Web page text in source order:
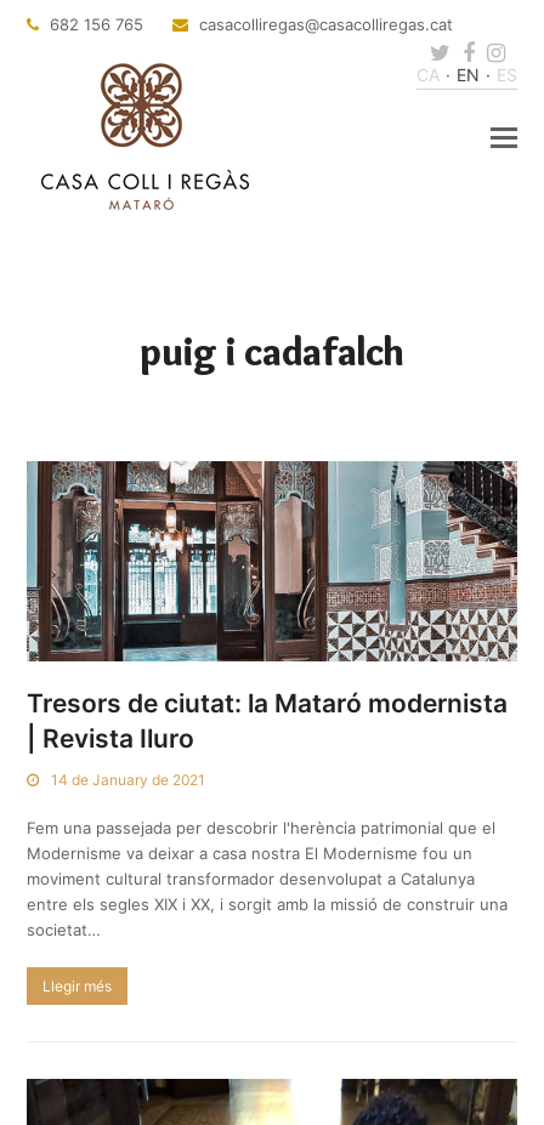
682 156 765 casacolliregas@casacolliregas.cat
Twitter
CA EN ES
puig i cadafalch
Tresors de ciutat: la Mataró modernista
| Revista Iluro
14 de January de 2021
Fem una passejada per descobrir l'herència patrimonial que el
Modernisme va deixar a casa nostra El Modernisme fou un
moviment cultural transformador desenvolupat a Catalunya
entre els segles XIX i XX, i sorgit amb la missió de construir una
societat…
Llegir més